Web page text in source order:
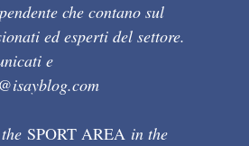
che contano sul
ed esperti del settore.
e
SPORT AREA in the